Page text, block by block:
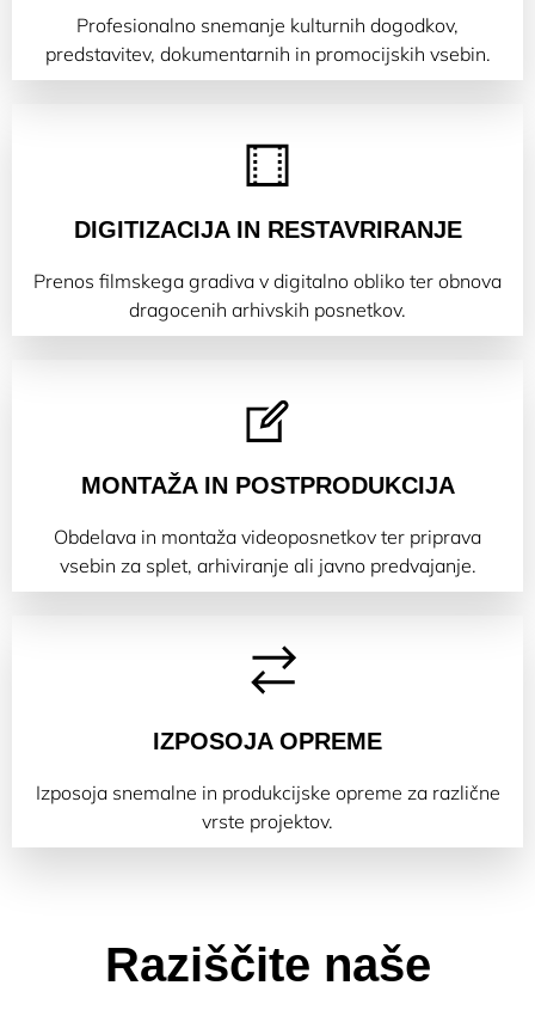
Profesionalno snemanje kulturnih dogodkov,
predstavitev, dokumentarnih in promocijskih vsebin.
DIGITIZACIJA IN RESTAVRIRANJE
Prenos filmskega gradiva v digitalno obliko ter obnova
dragocenih arhivskih posnetkov.
MONTAŽA IN POSTPRODUKCIJA
Obdelava in montaža videoposnetkov ter priprava
vsebin za splet, arhiviranje ali javno predvajanje.
IZPOSOJA OPREME
Izposoja snemalne in produkcijske opreme za različne
vrste projektov.
Raziščite naše